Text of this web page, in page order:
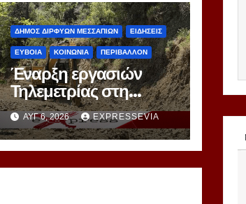
ΔΗΜΟΣ ΔΙΡΦΥΩΝ ΜΕΣΣΑΠΙΩΝ ΕΙΔΗΣΕΙΣ
ΕΥΒΟΙΑ ΚΟΙΝΩΝΙΑ ΠΕΡΙΒΑΛΛΟΝ
Έναρξη εργασιών
Τηλεμετρίας στη
Δημοτική Κοινότητα
Καμαρίτσας
ΑΥΓ 6, 2026 EXPRESSEVIA